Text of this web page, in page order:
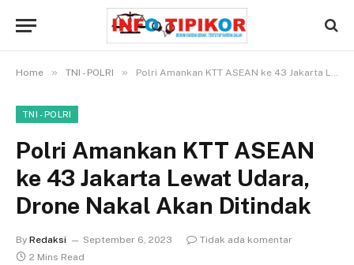
Home » TNI - POLRI » Polri Amankan KTT ASEAN ke 43 Jakarta Lewat Udara, Drone Nakal Akan Ditindak
TNI - POLRI
Polri Amankan KTT ASEAN
ke 43 Jakarta Lewat Udara,
Drone Nakal Akan Ditindak
By Redaksi September 6, 2023
Tidak ada komentar
2 Mins Read